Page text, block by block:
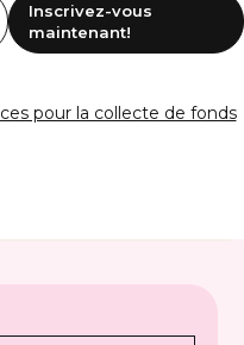
Inscrivez-vous
maintenant!
pour la collecte de fonds